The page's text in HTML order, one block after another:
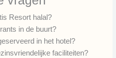
Resort halal?
in de buurt?
in het hotel?
faciliteiten?